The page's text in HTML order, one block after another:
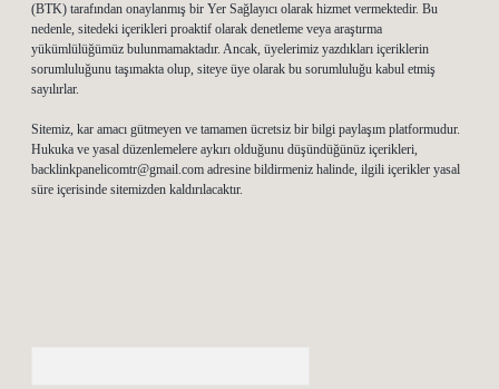
(BTK) tarafından onaylanmış bir Yer Sağlayıcı olarak hizmet vermektedir. Bu
nedenle, sitedeki içerikleri proaktif olarak denetleme veya araştırma
yükümlülüğümüz bulunmamaktadır. Ancak, üyelerimiz yazdıkları içeriklerin
sorumluluğunu taşımakta olup, siteye üye olarak bu sorumluluğu kabul etmiş
sayılırlar.
Sitemiz, kar amacı gütmeyen ve tamamen ücretsiz bir bilgi paylaşım platformudur.
Hukuka ve yasal düzenlemelere aykırı olduğunu düşündüğünüz içerikleri,
backlinkpanelicomtr@gmail.com adresine bildirmeniz halinde, ilgili içerikler yasal
süre içerisinde sitemizden kaldırılacaktır.